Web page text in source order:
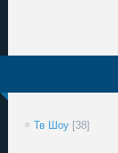
Тв Шоу [38]